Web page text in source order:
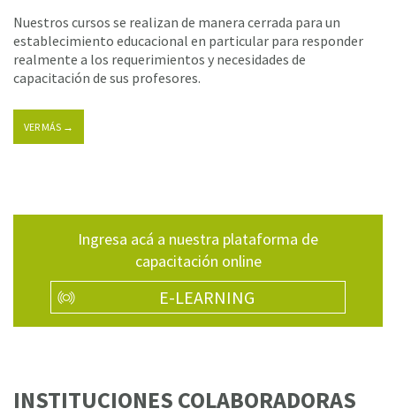
Nuestros cursos se realizan de manera cerrada para un
establecimiento educacional en particular para responder
realmente a los requerimientos y necesidades de
capacitación de sus profesores.
VER MÁS →
Ingresa acá a nuestra plataforma de
capacitación online
E-LEARNING
INSTITUCIONES COLABORADORAS